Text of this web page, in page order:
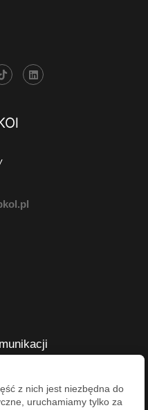
z nich jest niezbędna do
uruchamiamy tylko za